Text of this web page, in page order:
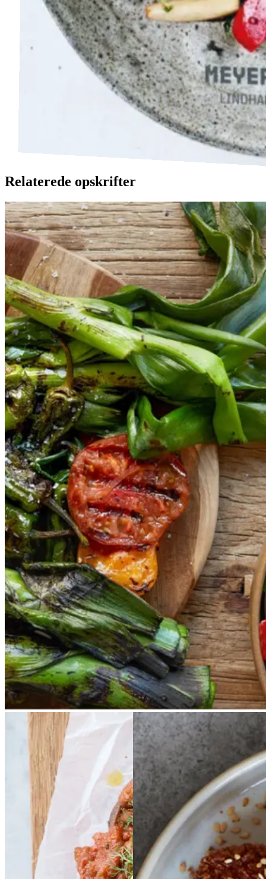
Relaterede opskrifter
CatalanskCatalansk
bønnesalatbønnesala
t medmed
grilledegrillede
grøntsagergrøntsage
r ogog salbitxada-
saucesalbitxada-
sauce
Gem opskrift
Vegansk
Vegetarisk
Vores version af den traditionelle
salat empedrat fra det catalanske
køkken. Spis den med brød som
en let frokost eller i et større
måltid som her. Salbitxada minder
noget om en anden ligeledes
catalansk sauce, romesco. I
Catalonien spises den til såkaldte
calcots, der er små porrelignende
løg. Dem griller man helt sorte, så
fjerner man den yderste skal og
dypper det fløjlsbløde løg i
saucen. Calcots er svære at
opdrive på disse kanter, men små
nye porrer kan bruges.
Baked Baked
beans på
på
stegt brødbrød
Aubergine-
Aubergine- ogog
sesamkroketter sesa
mkroketter medmed
peberfrugtdippeberf